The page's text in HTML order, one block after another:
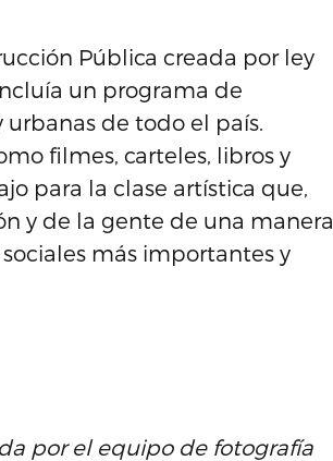
Pública creada por ley
un programa de
de todo el país.
filmes, carteles, libros y
para la clase artística que,
y de la gente de una manera
más importantes y
por el equipo de fotografía